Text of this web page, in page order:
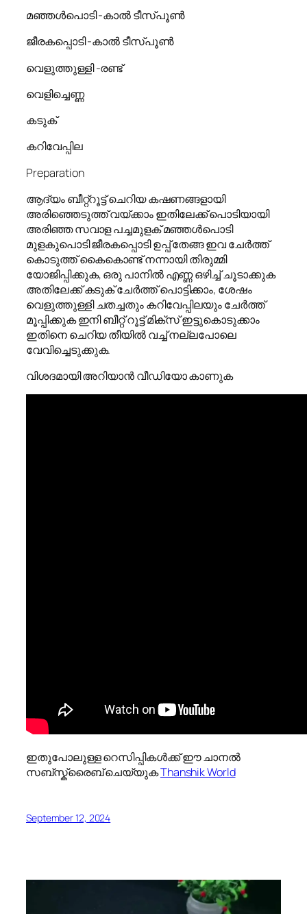
മഞ്ഞൾപൊടി -കാൽ ടീസ്പൂൺ
ജീരകപ്പൊടി -കാൽ ടീസ്പൂൺ
വെളുത്തുള്ളി -രണ്ട്
വെളിച്ചെണ്ണ
കടുക്
കറിവേപ്പില
Preparation
ആദ്യം ബീറ്റ്റൂട്ട് ചെറിയ കഷണങ്ങളായി
അരിഞ്ഞെടുത്ത് വയ്ക്കാം ഇതിലേക്ക് പൊടിയായി
അരിഞ്ഞ സവാള പച്ചമുളക് മഞ്ഞൾപൊടി
മുളകുപൊടി ജീരകപ്പൊടി ഉപ്പ് തേങ്ങ ഇവ ചേർത്ത്
കൊടുത്ത് കൈകൊണ്ട് നന്നായി തിരുമ്മി
യോജിപ്പിക്കുക, ഒരു പാനിൽ എണ്ണ ഒഴിച്ച് ചൂടാക്കുക
അതിലേക്ക് കടുക് ചേർത്ത് പൊട്ടിക്കാം, ശേഷം
വെളുത്തുള്ളി ചതച്ചതും കറിവേപ്പിലയും ചേർത്ത്
മൂപ്പിക്കുക ഇനി ബീറ്റ് റൂട്ട് മിക്സ് ഇട്ടുകൊടുക്കാം
ഇതിനെ ചെറിയ തീയിൽ വച്ച് നല്ലപോലെ
വേവിച്ചെടുക്കുക.
വിശദമായി അറിയാൻ വീഡിയോ കാണുക
ഇതുപോലുള്ള റെസിപ്പികൾക്ക് ഈ ചാനൽ
സബ്സ്ക്രൈബ് ചെയ്യുകThanshik World
September 12, 2024